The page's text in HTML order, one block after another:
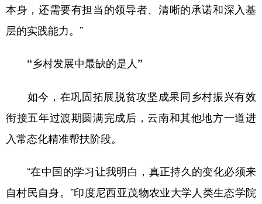
本身，还需要有担当的领导者、清晰的承诺和深入基
层的实践能力。”
“乡村发展中最缺的是人”
如今，在巩固拓展脱贫攻坚成果同乡村振兴有效
衔接五年过渡期圆满完成后，云南和其他地方一道进
入常态化精准帮扶阶段。
“在中国的学习让我明白，真正持久的变化必须来
自村民自身。”印度尼西亚茂物农业大学人类生态学院